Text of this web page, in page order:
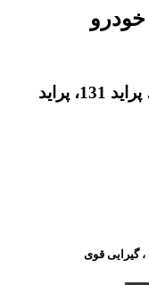
پراید صبا ، پراید هاچ بک ، پراید 111 ، پراید 131، پراید
گیرایی قوی​